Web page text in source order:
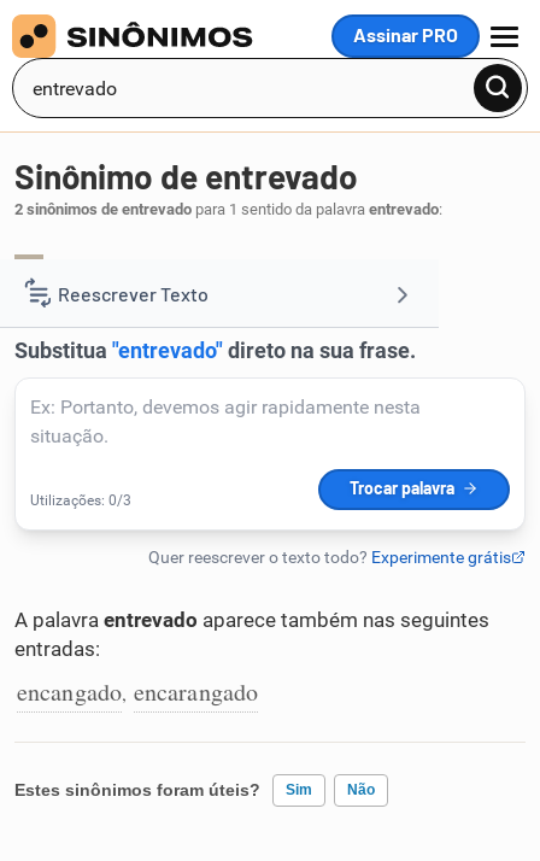
Assinar PRO
MENU
Reescrever Texto
Resumir Texto
Corrigir Texto
Detector de IA
Humanizador de IA
Cata-letras
Sinônimo de entrevado
2 sinônimos de entrevado para 1 sentido da palavra entrevado:
A palavra entrevado aparece também nas seguintes
entradas:
encangado, encarangado
Estes sinônimos foram úteis? Sim Não